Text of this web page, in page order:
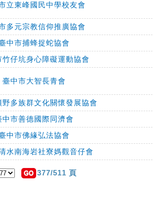
立東峰國民中學校友會
多元宗教信仰推廣協會
中市捕蜂捉蛇協會
竹仔坑身心障礙運動協會
臺中市大智長青會
野多族群文化關懷發展協會
中市善德國際同濟會
中市佛緣弘法協會
水南海岩社寮媽觀音仔會
377/511 頁